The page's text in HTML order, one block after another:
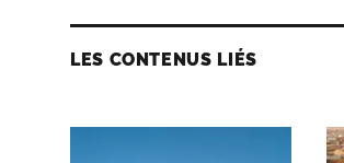
LES CONTENUS LIÉS